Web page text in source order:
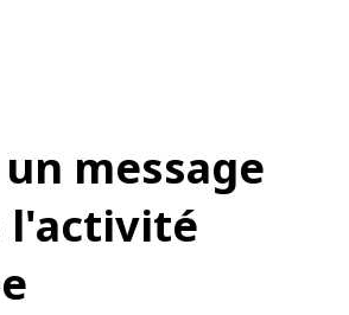
message
l'activité